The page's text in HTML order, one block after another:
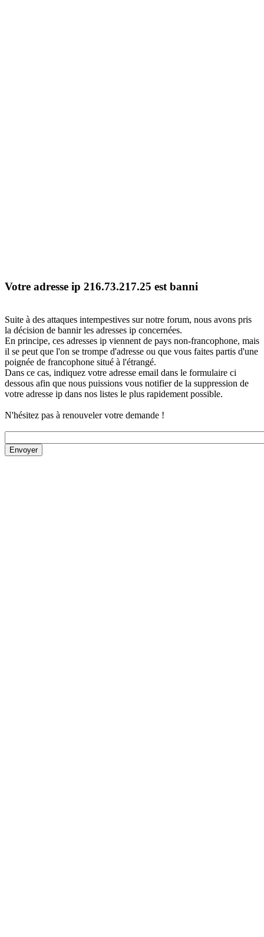
Votre adresse ip 216.73.217.25 est banni
Suite à des attaques intempestives sur notre forum, nous avons pris
la décision de bannir les adresses ip concernées.
En principe, ces adresses ip viennent de pays non-francophone, mais
il se peut que l'on se trompe d'adresse ou que vous faites partis d'une
poignée de francophone situé à l'étrangé.
Dans ce cas, indiquez votre adresse email dans le formulaire ci
dessous afin que nous puissions vous notifier de la suppression de
votre adresse ip dans nos listes le plus rapidement possible.
N'hésitez pas à renouveler votre demande !